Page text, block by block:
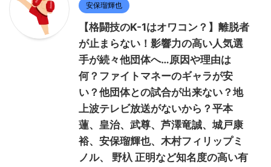
安保瑠輝也
【格闘技のK-1はオワコン？】離脱者
が止まらない！影響力の高い人気選
手が続々他団体へ…原因や理由は
何？ファイトマネーのギャラが安
い？他団体との試合が出来ない？地
上波テレビ放送がないから？平本
蓮、皇治、武尊、芦澤竜誠、城戸康
裕、安保瑠輝也、木村フィリップミ
ノル、 野杁 正明など知名度の高い有